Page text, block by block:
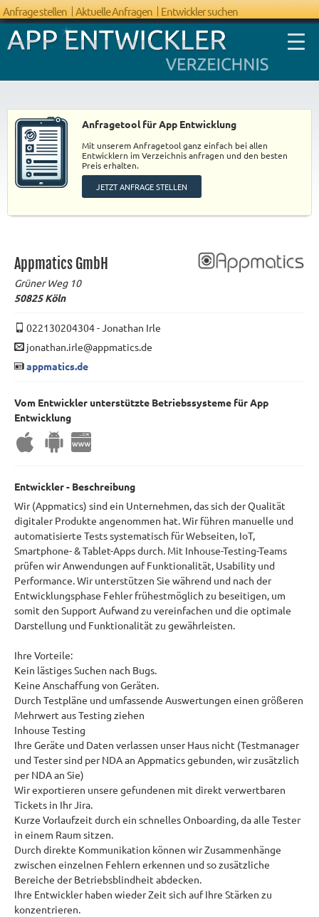
Anfrage stellen Aktuelle Anfragen Entwickler suchen
Anfragetool für App Entwicklung
Mit unserem Anfragetool ganz einfach bei allen
Entwicklern im Verzeichnis anfragen und den besten
Preis erhalten.
JETZT ANFRAGE STELLEN
Appmatics GmbH
Grüner Weg 10
50825Köln
022130204304-Jonathan Irle
jonathan.irle@appmatics.de
appmatics.de
Vom Entwickler unterstützte Betriebssysteme für App
Entwicklung
Entwickler - Beschreibung
Wir (Appmatics) sind ein Unternehmen, das sich der Qualität
digitaler Produkte angenommen hat. Wir führen manuelle und
automatisierte Tests systematisch für Webseiten, IoT,
Smartphone- & Tablet-Apps durch. Mit Inhouse-Testing-Teams
prüfen wir Anwendungen auf Funktionalität, Usability und
Performance. Wir unterstützen Sie während und nach der
Entwicklungsphase Fehler frühestmöglich zu beseitigen, um
somit den Support Aufwand zu vereinfachen und die optimale
Darstellung und Funktionalität zu gewährleisten.
Ihre Vorteile:
Kein lästiges Suchen nach Bugs.
Keine Anschaffung von Geräten.
Durch Testpläne und umfassende Auswertungen einen größeren
Mehrwert aus Testing ziehen
Inhouse Testing
Ihre Geräte und Daten verlassen unser Haus nicht (Testmanager
und Tester sind per NDA an Appmatics gebunden, wir zusätzlich
per NDA an Sie)
Wir exportieren unsere gefundenen mit direkt verwertbaren
Tickets in Ihr Jira.
Kurze Vorlaufzeit durch ein schnelles Onboarding, da alle Tester
in einem Raum sitzen.
Durch direkte Kommunikation können wir Zusammenhänge
zwischen einzelnen Fehlern erkennen und so zusätzliche
Bereiche der Betriebsblindheit abdecken.
Ihre Entwickler haben wieder Zeit sich auf Ihre Stärken zu
konzentrieren.